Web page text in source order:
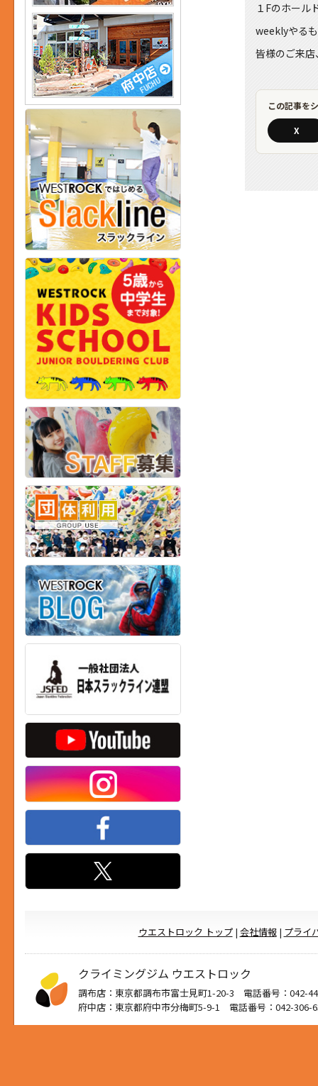
１Fのホール
weeklyやる
皆様のご来
この記事を
X
ウエストロック トップ| 会社情報| プライ
クライミングジム ウエストロック
調布店：東京都調布市富士見町1-20-3 電話番号：042-
府中店：東京都府中市分梅町5-9-1 電話番号：042-306-